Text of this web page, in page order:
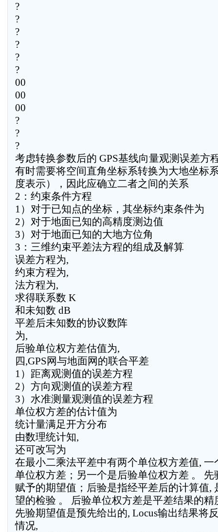
?
?
?
?
?
?
00
00
00
?
?
?
考虑转换参数后的 GPS基线向量观测误差方
有时需要将空间直角坐标系转换为大地坐标
度表示），因此应确立二者之间的关系
2：约束条件方程
1）对于已知点的坐标，其坐标约束条件为
2）对于地面已知的高精度测边值
3）对于地面已知的大地方位角
3：三维约束平差法方程的组成及解算
误差方程为,
约束方程为,
法方程为,
求得联系数 K
和未知数 dB
平差后未知数的协议数阵
为,
后验单位权方差估值为,
四,GPS网与地面网的联合平差
1）距离观测值的误差方程
2）方向观测值的误差方程
3）水准测量观测值的误差方程
单位权方差的估计值为
统计量满足开方分布
由数理统计知,
还可改写为
在最小二乘法平差中有两个单位权方差值, 一
单位权方差；另一个是后验单位权方差 。 先
赋予的期望值；后验是指经平差后的计算值,
望的检验 。 后验单位权方差是平差结果的精
先验期望值是预先给出的, Locus输出结果将
情况,